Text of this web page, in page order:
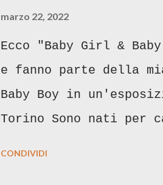
marzo 22, 2022
Ecco "Baby Girl &
e fanno parte della
Baby Boy in
Torino Sono nati per
CONDIVIDI